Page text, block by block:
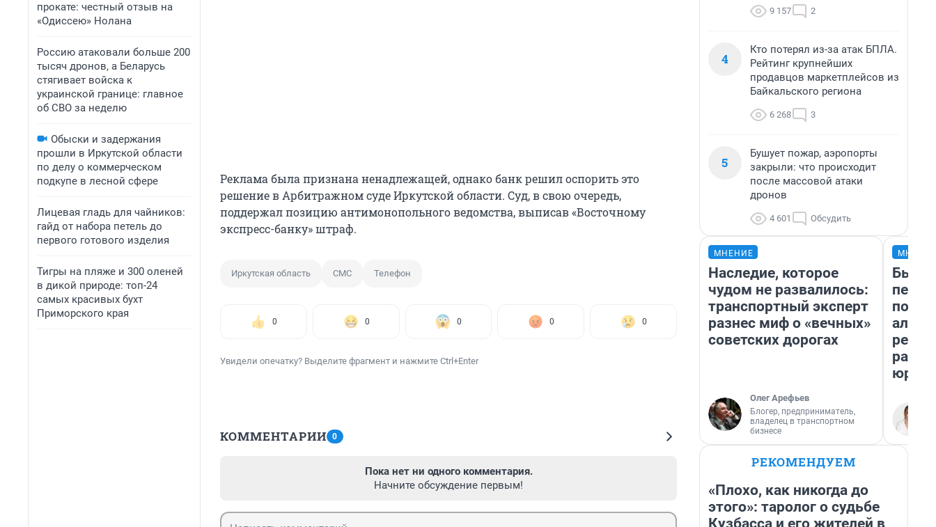
прокате: честный отзыв на
«Одиссею» Нолана
Россию атаковали больше 200
тысяч дронов, а Беларусь
стягивает войска к
украинской границе: главное
об СВО за неделю
Обыски и задержания
прошли в Иркутской области
по делу о коммерческом
подкупе в лесной сфере
Лицевая гладь для чайников:
гайд от набора петель до
первого готового изделия
Тигры на пляже и 300 оленей
в дикой природе: топ-24
самых красивых бухт
Приморского края
Реклама была признана ненадлежащей, однако банк решил оспорить это
решение в Арбитражном суде Иркутской области. Суд, в свою очередь,
поддержал позицию антимонопольного ведомства, выписав «Восточному
экспресс-банку» штраф.
Иркутская область СМС Телефон
0 0 0 0 0
Увидели опечатку? Выделите фрагмент и нажмите Ctrl+Enter
КОММЕНТАРИИ 0
Пока нет ни одного комментария.
Начните обсуждение первым!
9 157 2
4
Кто потерял из-за атак БПЛА.
Рейтинг крупнейших
продавцов маркетплейсов из
Байкальского региона
6 268 3
5
Бушует пожар, аэропорты
закрыли: что происходит
после массовой атаки
дронов
4 601 Обсудить
МНЕНИЕ
Наследие, которое
чудом не развалилось:
транспортный эксперт
разнес миф о «вечных»
советских дорогах
Олег Арефьев
Блогер, предприниматель,
владелец в транспортном
бизнесе
Был
РЕКОМЕНДУЕМ
«Плохо, как никогда до
этого»: таролог о судьбе
Кузбасса и его жителей в